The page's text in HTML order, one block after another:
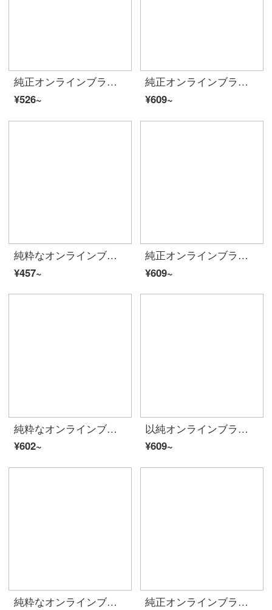
純正オンラインブランドA 21夏に、2020レディ・スーフを新着しています。プリントガールの上着がゆったりとしていて、襟が肩に落ちます。半袖Tシャッツの中に長いサイズのF 4 02231064特白150/76 A/XS
¥526~
純正オンラインブランドA 21夏2020レディ・スタイル・ショーン女性半袖上着・ゆったり丸首中袖学生刺しゅうTシャツF 022310775黒150/76 A/XS
¥609~
純粋なオンラインブランドA 21夏には、2020レディスフを着用しています。ピュアな色の女性半袖Tシャッツ修身気質ランタン袖トップスには、F 02231026黒160/84 A/Mがあります。
¥457~
純正オンラインブランドA 21夏新着2020レディスファン少女心プリントTシャッツ女史ゆったり半袖服学生白い上衣F 02231052豆緑160/84 A/M
¥609~
純粋なオンラインブランドA 21夏には、2020レディ・スーフファッション百合女上着を着用しています。ゆったりとした丸首が肩に落ちます。半袖の学生TシャッツF 42231058特白S。
¥602~
以純オンラインブランドA 21レディ・スーフフゆったり半袖Tシャッツ2020夏新作アニメ少女プリント女子夏服白い上着F 02231106特白150/76 A/XS
¥609~
純粋なオンラインブランドA 21夏には、2020夏のカップルの服を新たに着て、男女のゆったりとしたラウンドネック半袖TシャツのファッションR 40213 1013男性用モデル-ホワイトM
純正オンラインブランドA 21レディ・シフが2020夏にリリースしたゆったり半袖Tシャッツの爽やかなアルファベットプリントの上着夏服F 02231049の深灰155/80 A/S